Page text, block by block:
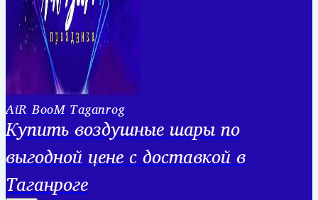
AiR BooM Taganrog
Купить воздушные шары по
выгодной цене с доставкой в
Таганроге